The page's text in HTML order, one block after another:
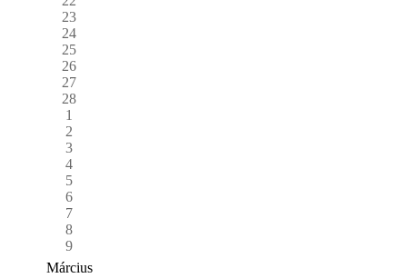
23
24
25
26
27
28
1
2
3
4
5
6
7
8
9
Március